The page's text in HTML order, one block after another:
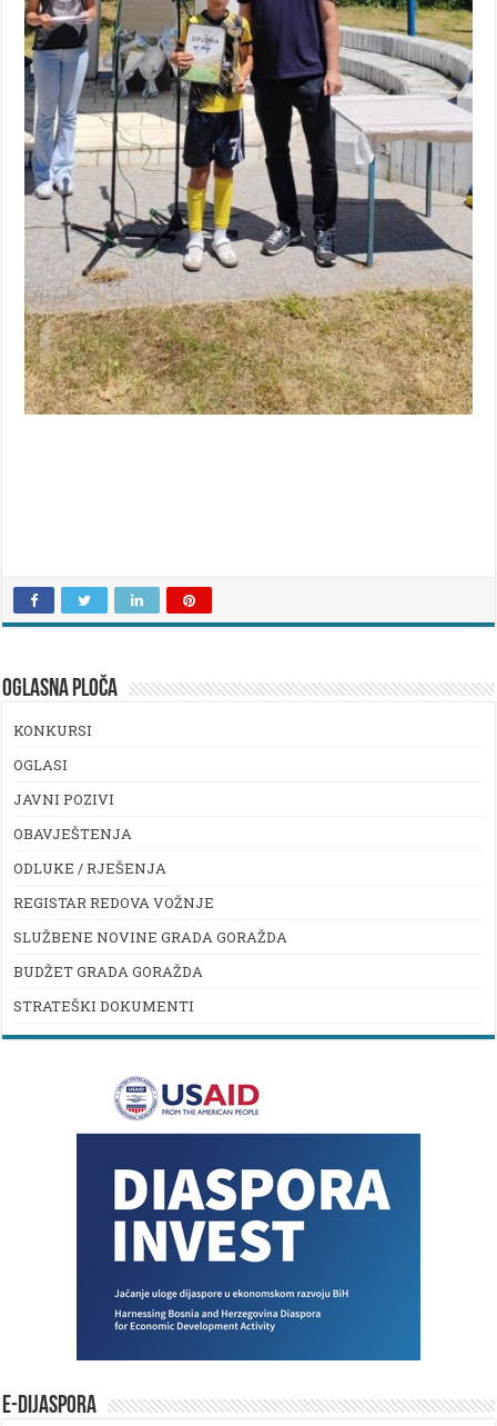
OGLASNA PLOČA
KONKURSI
OGLASI
JAVNI POZIVI
OBAVJEŠTENJA
ODLUKE / RJEŠENJA
REGISTAR REDOVA VOŽNJE
SLUŽBENE NOVINE GRADA GORAŽDA
BUDŽET GRADA GORAŽDA
STRATEŠKI DOKUMENTI
E-DIJASPORA